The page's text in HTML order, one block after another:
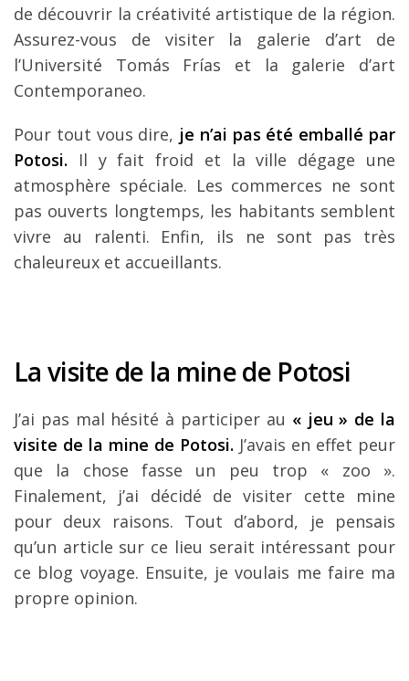
de découvrir la créativité artistique de la région.
Assurez-vous de visiter la galerie d’art de
l’Université Tomás Frías et la galerie d’art
Contemporaneo.
Pour tout vous dire, je n’ai pas été emballé par
Potosi. Il y fait froid et la ville dégage une
atmosphère spéciale. Les commerces ne sont
pas ouverts longtemps, les habitants semblent
vivre au ralenti. Enfin, ils ne sont pas très
chaleureux et accueillants.
La visite de la mine de Potosi
J’ai pas mal hésité à participer au « jeu » de la
visite de la mine de Potosi. J’avais en effet peur
que la chose fasse un peu trop « zoo ».
Finalement, j’ai décidé de visiter cette mine
pour deux raisons. Tout d’abord, je pensais
qu’un article sur ce lieu serait intéressant pour
ce blog voyage. Ensuite, je voulais me faire ma
propre opinion.